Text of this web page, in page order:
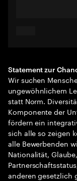
Statement zur
Wir suchen
ungewöhnlichem
statt Norm.
Komponente der
fördern ein
sich alle so zeigen
alle Bewerbenden
Nationalität,
anderen gesetzlich